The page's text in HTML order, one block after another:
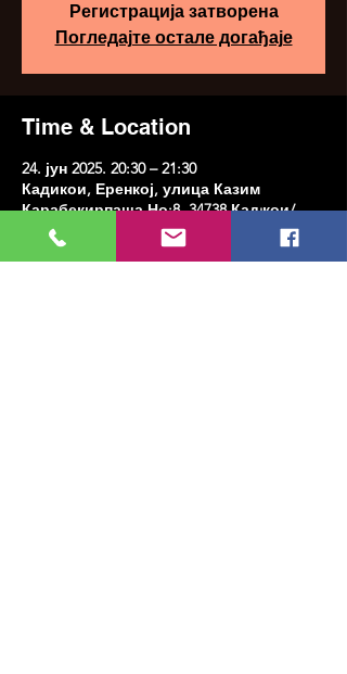
Регистрација затворена
Погледајте остале догађаје
Time & Location
24. јун 2025. 20:30 – 21:30
Кадикои, Еренкој, улица Казим
Карабекирпаша Но:8, 34738 Кадıкои/
Истанбул, Туркиие